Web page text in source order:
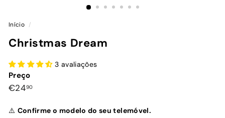
Início /
Christmas Dream
3 avaliações
Preço
Preço
€2490€24,90
⚠️ Confirme o modelo do seu telemóvel.